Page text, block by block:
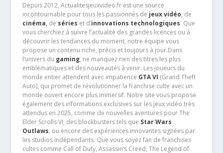
Depuis 2012, Actualitesjeuxvideo.fr est une source
incontournable pour tous les passionnés de jeux vidéo, de
cinéma,de séries et d’innovations technologiques. Que
vous cherchiez à suivre l’actualité des grandes licences ou à
découvrir les tendances du moment, notre équipe vous
propose un contenu riche, précis et toujours à jour.Dans
l’univers du gaming, ne manquez rien des titres les plus
emblématiques et des nouveautés à venir. Les joueurs du
monde entier attendent avec impatience GTA VI (Grand Theft
Auto), qui promet de révolutionner la franchise culte avec un
monde ouvert encore plus immersif. Notre site vous propose
également des informations exclusives sur les jeux vidéo très
attendus en 2025, comme de nouvelles aventures pour The
Elder Scrolls VI, des blockbusters tels que Star Wars
Outlaws, ou encore des expériences innovantes signées par
les studios indépendants. Que vous soyez fan de franchises
cultes comme Call of Duty, Assassin’s Creed, The Legend of